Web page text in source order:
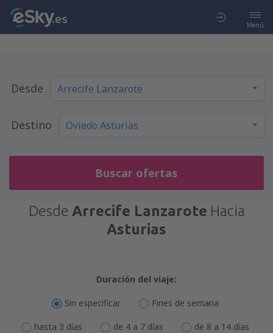
Menú
Desde
Destino
Buscar ofertas
Desde Arrecife Lanzarote Hacia
Asturias
Duración del viaje:
Sin especificar Fines de semana
hasta 3 días de 4 a 7 días de 8 a 14 días